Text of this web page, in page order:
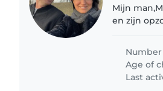
Mijn
en zijn
Age of
Last